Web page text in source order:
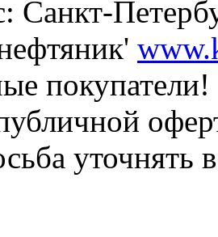
Санкт-
уточнять